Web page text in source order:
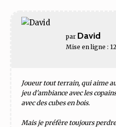
par David
Mise en ligne :
Joueur tout terrain, qui aime
jeu d'ambiance avec les
avec des cubes en bois.
Mais je préfère toujours